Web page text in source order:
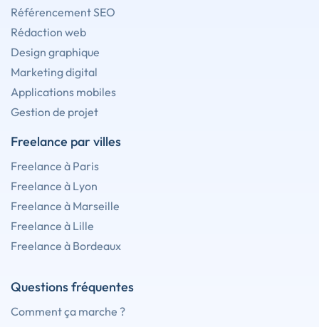
Référencement SEO
Rédaction web
Design graphique
Marketing digital
Applications mobiles
Gestion de projet
Freelance par villes
Freelance à Paris
Freelance à Lyon
Freelance à Marseille
Freelance à Lille
Freelance à Bordeaux
Questions fréquentes
Comment ça marche ?